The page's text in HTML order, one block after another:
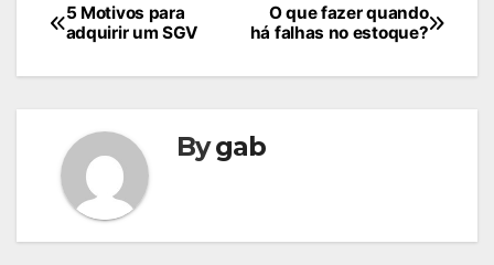
Navegação
de
Post
O que fazer quando
há falhas no estoque?
5 Motivos para
adquirir um SGV
Bygab